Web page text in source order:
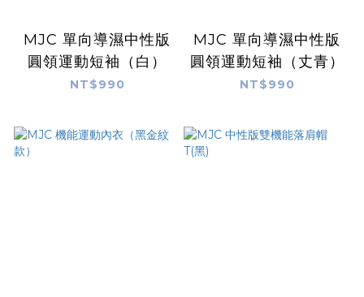
MJC 單向導濕中性版
圓領運動短袖（白）
NT$990
MJC 單向導濕中性版
圓領運動短袖（丈青）
NT$990